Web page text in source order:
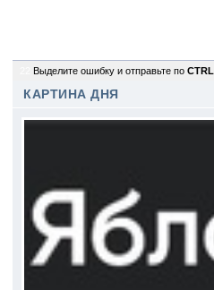
Выделите ошибку и отправьте по
КАРТИНА ДНЯ